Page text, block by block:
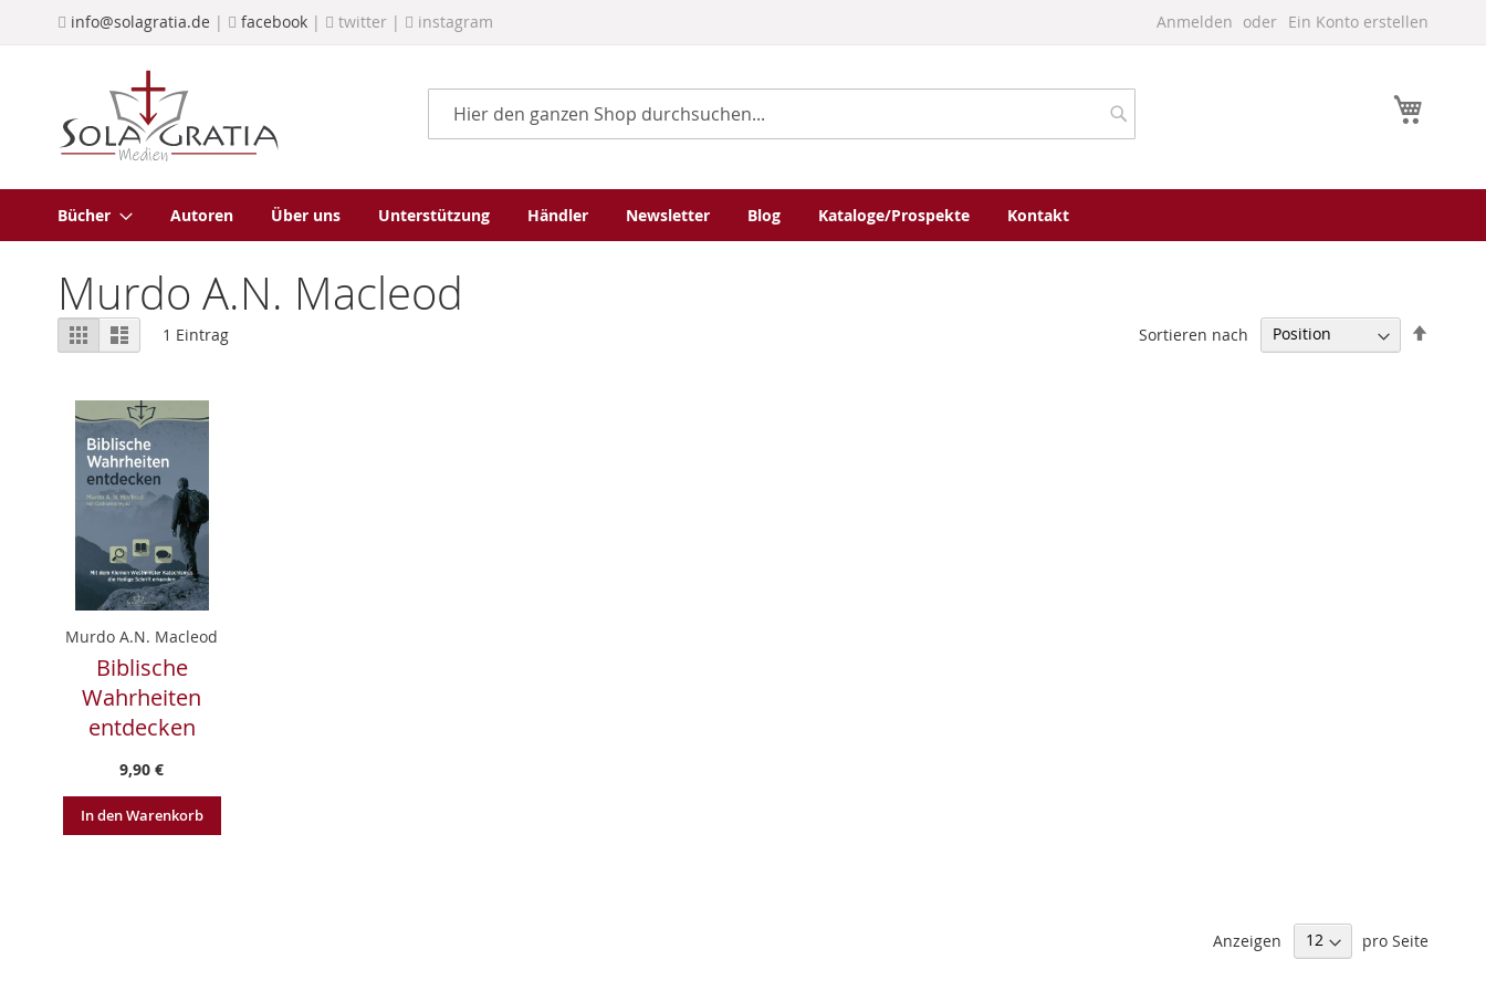
Direkt
Anmelden Ein Konto erstellen
info@solagratia.de | facebook | twitter | instagram
Suche
Suche
Bücher Autoren Über uns Unterstützung Händler Newsletter Blog Kataloge/Prospekte Kontakt
Murdo A.N. Macleod
Ansicht
als
RasterListe 1 Eintrag Sortieren nach
Murdo A.N. Macleod
Biblische
Wahrheiten
entdecken
9,90 €
In den Warenkorb
Anzeigen pro Seite